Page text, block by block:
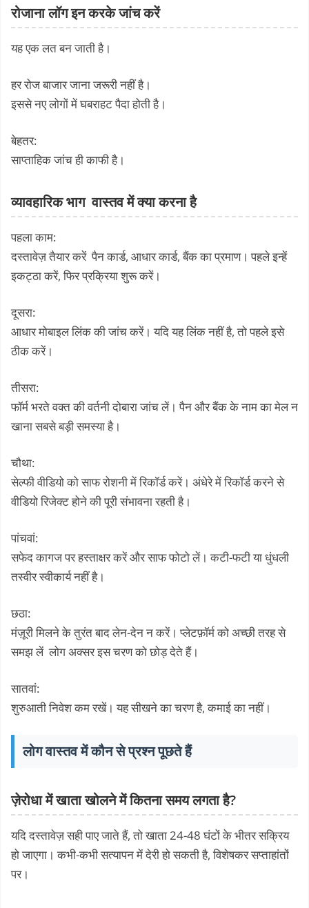
रोजाना लॉग इन करके जांच करें
यह एक लत बन जाती है।
हर रोज बाजार जाना जरूरी नहीं है।
इससे नए लोगों में घबराहट पैदा होती है।
बेहतर:
साप्ताहिक जांच ही काफी है।
व्यावहारिक भाग वास्तव में क्या करना है
पहला काम:
दस्तावेज़ तैयार करें पैन कार्ड, आधार कार्ड, बैंक का प्रमाण। पहले इन्हें
इकट्ठा करें, फिर प्रक्रिया शुरू करें।
दूसरा:
आधार मोबाइल लिंक की जांच करें। यदि यह लिंक नहीं है, तो पहले इसे
ठीक करें।
तीसरा:
फॉर्म भरते वक्त की वर्तनी दोबारा जांच लें। पैन और बैंक के नाम का मेल न
खाना सबसे बड़ी समस्या है।
चौथा:
सेल्फी वीडियो को साफ रोशनी में रिकॉर्ड करें। अंधेरे में रिकॉर्ड करने से
वीडियो रिजेक्ट होने की पूरी संभावना रहती है।
पांचवां:
सफेद कागज पर हस्ताक्षर करें और साफ फोटो लें। कटी-फटी या धुंधली
तस्वीर स्वीकार्य नहीं है।
छठा:
मंज़ूरी मिलने के तुरंत बाद लेन-देन न करें। प्लेटफ़ॉर्म को अच्छी तरह से
समझ लें लोग अक्सर इस चरण को छोड़ देते हैं।
सातवां:
शुरुआती निवेश कम रखें। यह सीखने का चरण है, कमाई का नहीं।
लोग वास्तव में कौन से प्रश्न पूछते हैं
ज़ेरोधा में खाता खोलने में कितना समय लगता है?
यदि दस्तावेज़ सही पाए जाते हैं, तो खाता 24-48 घंटों के भीतर सक्रिय
हो जाएगा। कभी-कभी सत्यापन में देरी हो सकती है, विशेषकर सप्ताहांतों
पर।